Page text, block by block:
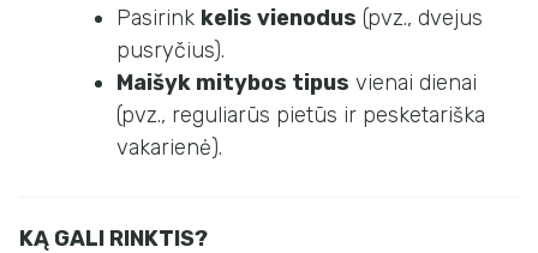
Pasirink kelis vienodus (pvz., dvejus
pusryčius).
Maišyk mitybos tipus vienai dienai
(pvz., reguliarūs pietūs ir pesketariška
vakarienė).
KĄ GALI RINKTIS?